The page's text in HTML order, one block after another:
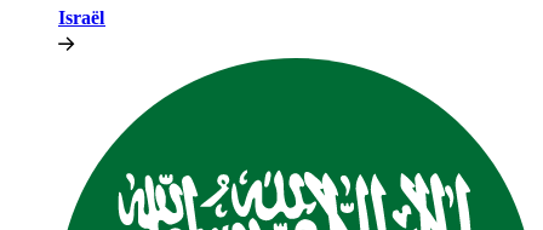
Israël​​